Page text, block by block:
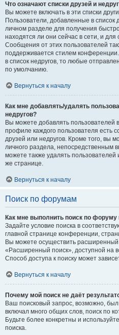
Что означают списки друзей и
Вы можете включать в эти списки
Пользователи, добавленные в список
личном разделе для получения
находятся ли они сейчас в сети, и
Сообщения от этих пользователей
поддерживается стилем
в список недругов, то любые
по умолчанию.
Вернуться к началу
Как мне добавлять/удалять
недругов?
Вы можете добавлять пользователей
профиле каждого пользователя есть
друзей или недругов. Кроме того, вы
личного раздела, непосредственным
можете также удалять пользователей
же странице.
Вернуться к началу
Поиск по форумам
Как мне выполнить поиск по
Задайте условие поиска в
главной странице конференции,
Вы можете осуществить расширенный
«Расширенный поиск», доступной на
Способ доступа к поиску может
Вернуться к началу
Почему мой поиск не даёт
Ваш поисковый запрос, возможно,
включал много общих слов, поиск по
Будьте более конкретны и
поиска.